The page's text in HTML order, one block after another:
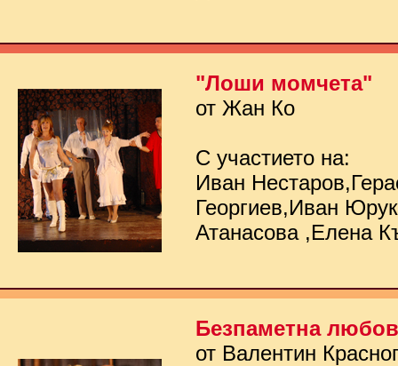
"Лоши момчета"
от Жан Ко
С участието на:
Иван
Георгиев,Иван
Атанасова ,Елена
Безпаметна любов
от Валентин